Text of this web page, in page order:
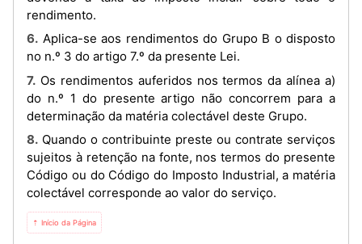
rendimento.
6. Aplica-se aos rendimentos do Grupo B o disposto
no n.º 3 do artigo 7.º da presente Lei.
7. Os rendimentos auferidos nos termos da alínea a)
do n.º 1 do presente artigo não concorrem para a
determinação da matéria colectável deste Grupo.
8. Quando o contribuinte preste ou contrate serviços
sujeitos à retenção na fonte, nos termos do presente
Código ou do Código do Imposto Industrial, a matéria
colectável corresponde ao valor do serviço.
⇡ Início da Página